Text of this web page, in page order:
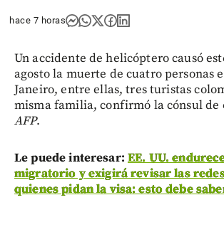
hace 7 horas
Un accidente de helicóptero causó
agosto la muerte de cuatro personas
Janeiro, entre ellas, tres turistas
misma familia, confirmó la cónsul de
AFP.
Le puede interesar: EE. UU.
migratorio y exigirá revisar las
quienes pidan la visa: esto debe